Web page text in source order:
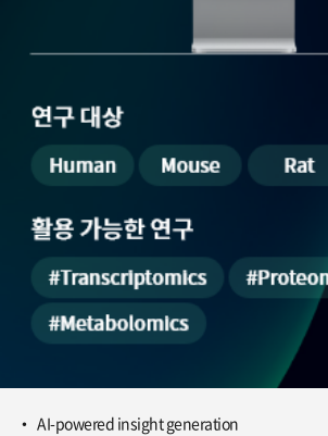
AI-powered insight generation